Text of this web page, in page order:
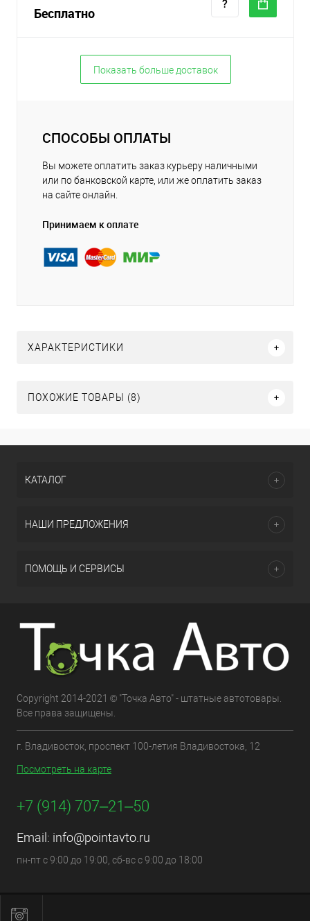
Бесплатно
Показать больше доставок
СПОСОБЫ ОПЛАТЫ
Вы можете оплатить заказ курьеру наличными
или по банковской карте, или же оплатить заказ
на сайте онлайн.
Принимаем к оплате
ХАРАКТЕРИСТИКИ
ПОХОЖИЕ ТОВАРЫ (8)
КАТАЛОГ
НАШИ ПРЕДЛОЖЕНИЯ
ПОМОЩЬ И СЕРВИСЫ
Copyright 2014-2021 © "Точка Авто" - штатные автотовары.
Все права защищены.
г. Владивосток, проспект 100-летия Владивостока, 12
Посмотреть на карте
+7 (914) 707‒21‒50
Email: info@pointavto.ru
пн-пт с 9:00 до 19:00, сб-вс с 9:00 до 18:00